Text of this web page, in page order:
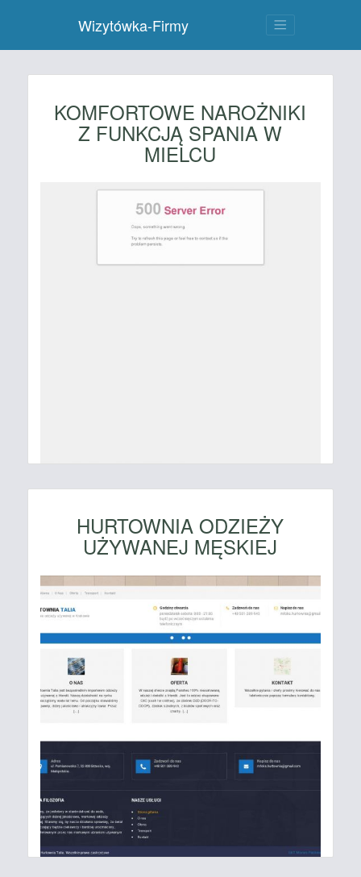
Wizytówka-Firmy
KOMFORTOWE NAROŻNIKI
Z FUNKCJĄ SPANIA W
MIELCU
HURTOWNIA ODZIEŻY
UŻYWANEJ MĘSKIEJ